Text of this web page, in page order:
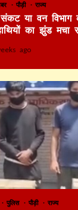
पौड़ी राज्य
या वन विभाग
का झुंड मचा
ago
पुलिस पौड़ी राज्य